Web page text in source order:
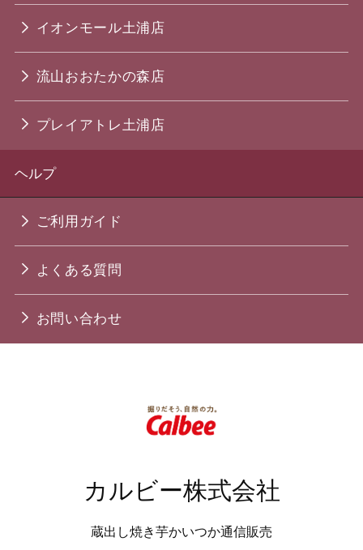
イオンモール土浦店
流山おおたかの森店
プレイアトレ土浦店
ヘルプ
ご利用ガイド
よくある質問
お問い合わせ
カルビー株式会社
蔵出し焼き芋かいつか通信販売